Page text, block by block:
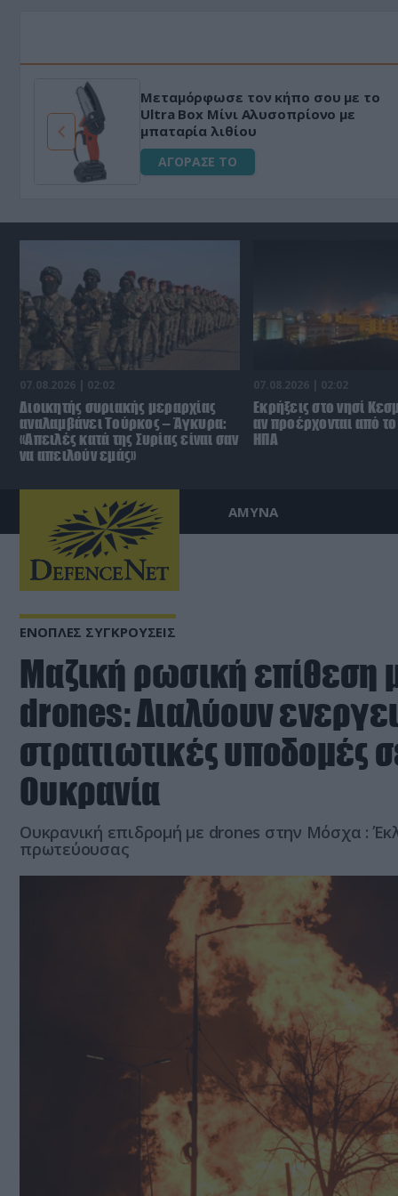
Μεταμόρφωσε τον κήπο σου με το
Ultra Box Μίνι Αλυσοπρίονο με
μπαταρία λιθίου
ΑΓΟΡΑΣΕ ΤΟ
07.08.2026 | 02:02
Διοικητής συριακής μεραρχίας
αναλαμβάνει Τούρκος – Άγκυρα:
«Απειλές κατά της Συρίας είναι σαν
να απειλούν εμάς»
07.08.2026 | 02:02
Εκρήξεις στο νησί
αν προέρχονται από το
ΗΠΑ
ΑΜΥΝΑ
ΕΝΟΠΛΕΣ ΣΥΓΚΡΟΥΣΕΙΣ
Μαζική ρωσική επίθεση
drones: Διαλύουν
στρατιωτικές υποδομές
Ουκρανία
Ουκρανική επιδρομή με drones στην Μόσχα :
πρωτεύουσας